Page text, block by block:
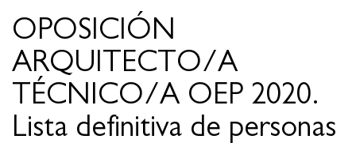
OPOSICIÓN
ARQUITECTO/A
TÉCNICO/A OEP 2020.
Lista definitiva de personas